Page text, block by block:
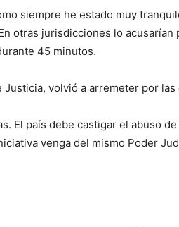
siempre he estado muy
otras jurisdicciones lo acusarían
45 minutos.
volvió a arremeter por las
El país debe castigar el abuso
venga del mismo Poder